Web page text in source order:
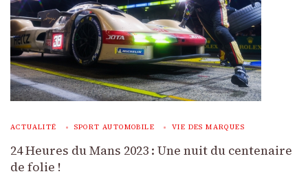
ACTUALITÉ SPORT AUTOMOBILE VIE DES MARQUES
24 Heures du Mans 2023 : Une nuit du centenaire
de folie !